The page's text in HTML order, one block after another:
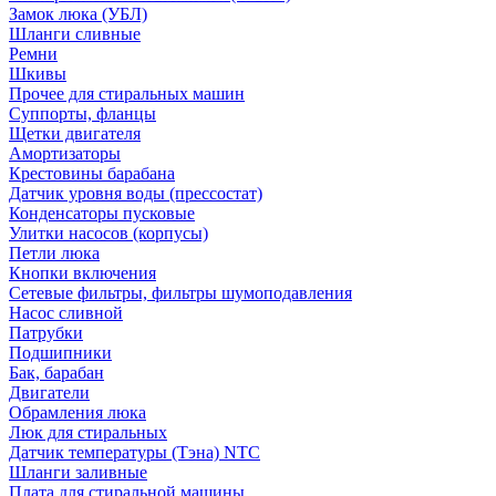
Замок люка (УБЛ)
Шланги сливные
Ремни
Шкивы
Прочее для стиральных машин
Суппорты, фланцы
Щетки двигателя
Амортизаторы
Крестовины барабана
Датчик уровня воды (прессостат)
Конденсаторы пусковые
Улитки насосов (корпусы)
Петли люка
Кнопки включения
Сетевые фильтры, фильтры шумоподавления
Насос сливной
Патрубки
Подшипники
Бак, барабан
Двигатели
Обрамления люка
Люк для стиральных
Датчик температуры (Тэна) NTC
Шланги заливные
Плата для стиральной машины